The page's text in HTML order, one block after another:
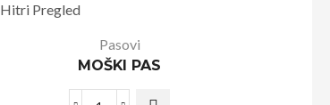
Hitri Pregled
Pasovi
MOŠKI PAS